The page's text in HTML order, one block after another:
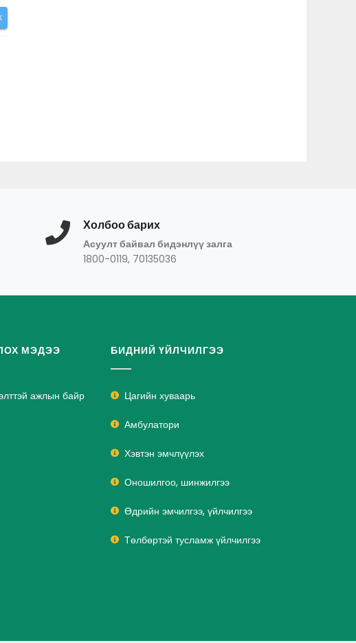
Холбоо барих
Асуулт байвал бидэнлүү залга
1800-0119, 70135036
МЭДЭЭ
ажлын байр
БИДНИЙ ҮЙЛЧИЛГЭЭ
Цагийн хуваарь
Амбулатори
Хэвтэн эмчлүүлэх
Оношилгоо, шинжилгээ
Өдрийн эмчилгээ, үйлчилгээ
Төлбөртэй тусламж үйлчилгээ